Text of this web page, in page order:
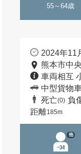
55～64歳
2024年11
熊本市中
車両相互
中型貨物車
死亡(0) 負
距離185m
他